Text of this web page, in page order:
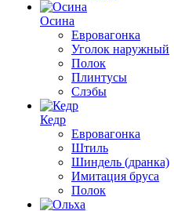
Осина
Евровагонка
Уголок наружный
Полок
Плинтусы
Слэбы
Кедр
Евровагонка
Штиль
Шиндель (дранка)
Имитация бруса
Полок